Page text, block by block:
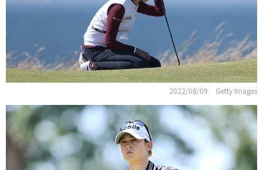
2022/08/09 Getty Images